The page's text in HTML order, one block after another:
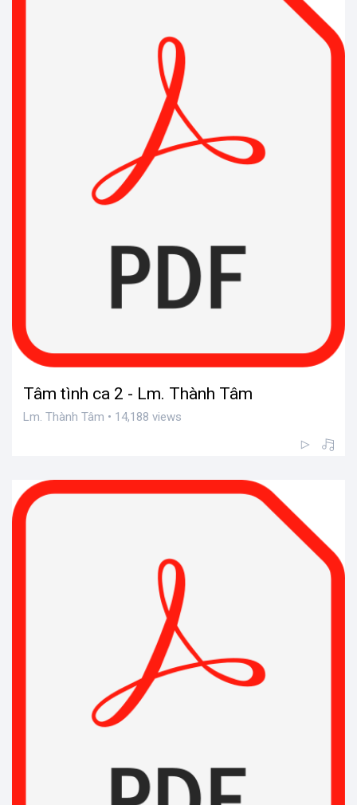
Tâm tình ca 2 - Lm. Thành Tâm
Lm. Thành Tâm • 14,188 views